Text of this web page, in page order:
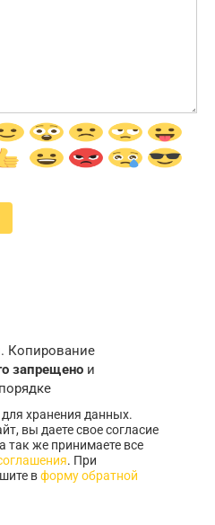
Копирование
запрещено и
для хранения данных.
вы даете свое согласие
так же принимаете все
. При
вформу обратной